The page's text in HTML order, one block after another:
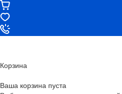
Корзина
Ваша корзина пуста